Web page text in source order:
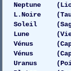
Neptune
L.Noire
Soleil (Sag
Lune (Vie
Vénus
Vénus
Uranus